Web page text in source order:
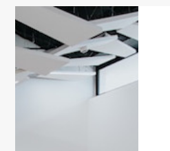
dans la
recherche
d’information.
Son accès est
ouvert aux